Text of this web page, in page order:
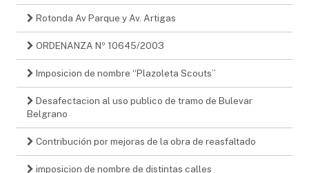
Rotonda Av Parque y Av. Artigas
ORDENANZA Nº 10645/2003
Imposicion de nombre “Plazoleta Scouts”
Desafectacion al uso publico de tramo de Bulevar
Belgrano
Contribución por mejoras de la obra de reasfaltado
imposicion de nombre de distintas calles